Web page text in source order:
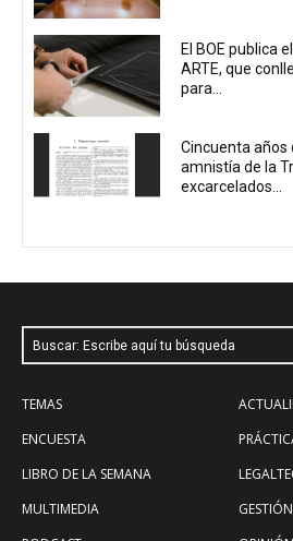
El BOE publica
ARTE, que
para...
Cincuenta años
amnistía de la
excarcelados...
Buscar: Escribe aquí tu búsqueda
TEMAS
ENCUESTA
LIBRO DE LA SEMANA
MULTIMEDIA